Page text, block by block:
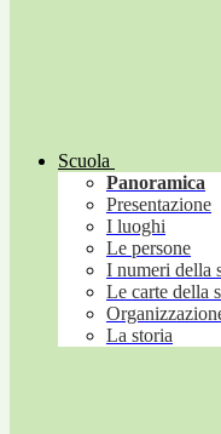
Scuola
Panoramica
Presentazione
I luoghi
Le persone
I numeri della
Le carte della
La storia